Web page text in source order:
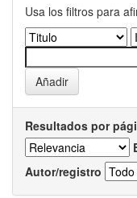
Usa los filtros para
Resultados por
Autor/registro